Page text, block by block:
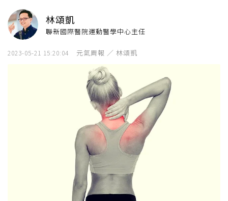
林頌凱
聯新國際醫院運動醫學中心主任
2023-05-21 15:20:04 元氣周報 ／ 林頌凱